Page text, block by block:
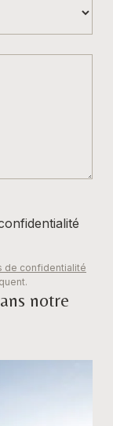
de confidentialité
notre